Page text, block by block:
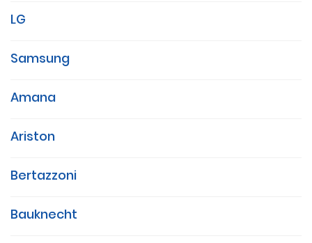
LG
Samsung
Amana
Ariston
Bertazzoni
Bauknecht